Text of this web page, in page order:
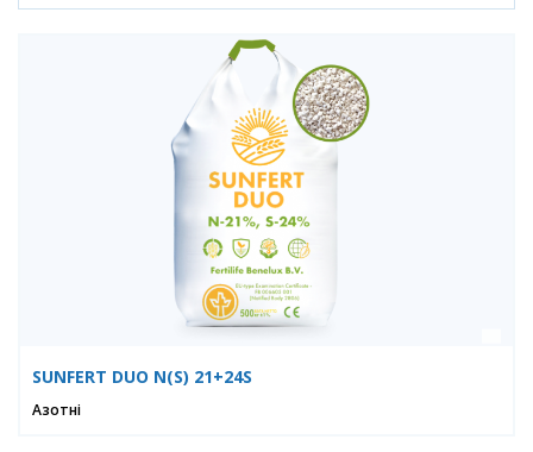
SUNFERT DUO N(S) 21+24S
Азотні